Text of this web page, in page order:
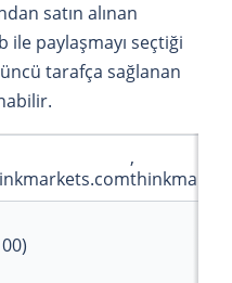
satın alınan
paylaşmayı seçtiği
tarafça sağlanan